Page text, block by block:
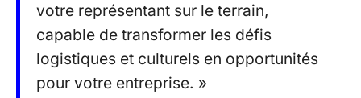
votre représentant sur le terrain,
capable de transformer les défis
logistiques et culturels en opportunités
pour votre entreprise. »